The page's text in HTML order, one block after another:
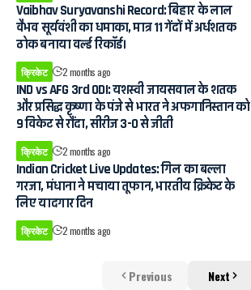
Vaibhav Suryavanshi Record: बिहार के लाल
वैभव सूर्यवंशी का धमाका, मात्र 11 गेंदों में अर्धशतक
ठोक बनाया वर्ल्ड रिकॉर्ड।
क्रिकेट 2 months ago
IND vs AFG 3rd ODI: यशस्वी जायसवाल के शतक
और प्रसिद्ध कृष्णा के पंजे से भारत ने अफगानिस्तान को
9 विकेट से रौंदा, सीरीज 3-0 से जीती
क्रिकेट 2 months ago
Indian Cricket Live Updates: गिल का बल्ला
गरजा, मंधाना ने मचाया तूफान, भारतीय क्रिकेट के
लिए यादगार दिन
क्रिकेट 2 months ago
Previous Next